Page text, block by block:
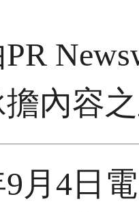
內容
月4日